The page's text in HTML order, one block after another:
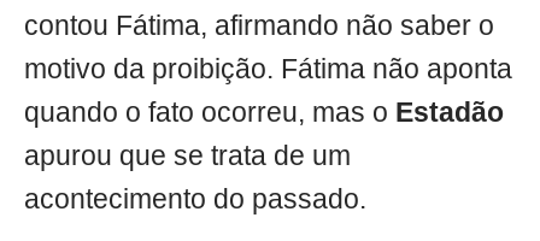
contou Fátima, afirmando não saber o
motivo da proibição. Fátima não aponta
quando o fato ocorreu, mas o Estadão
apurou que se trata de um
acontecimento do passado.